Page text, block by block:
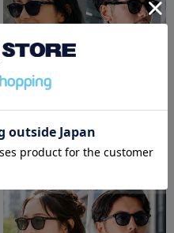
ストンサングラス(調光・偏光)/全4
Bitter select(ビターセレクト)ウェ
¥4,290(税込)